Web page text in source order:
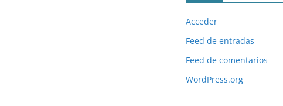
Acceder
Feed de entradas
Feed de comentarios
WordPress.org